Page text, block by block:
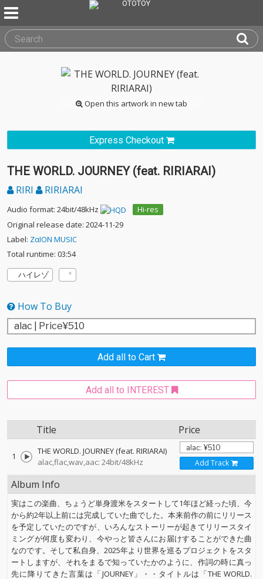
Open this artwork in new tab
Express Checkout
THE WORLD. JOURNEY (feat. RIRIARAI)
RIRI RIRIARAI
Audio format: 24bit/48kHz
Hi-res
Original release date: 2024-11-29
Label: ZαION MUSIC
Total runtime: 03:54
ハイレゾ
How To Buy
Add all to Cart
Add all to INTEREST
Title Price
1
THE WORLD. JOURNEY (feat. RIRIARAI)
alac,flac,wav,aac: 24bit/48kHz
Add Track
Album Info
実はこの楽曲、ちょうど単身渡米をスタートして1年ほど経った頃、今
から約2年以上前には完成していた曲でした。本来前作の前にリリース
を予定していたのですが、いろんなストーリーが起きてリリースタイ
ミングが何度も変わり、今やっと皆さんにお届けすることができた曲
なのです。そして私自身、2025年より世界を巡るプロジェクトをスタ
ートしますが、それをまるで知っていたかのように、作詞の時に真っ
先に降りてきた言葉は「JOURNEY」・・タイトルは「THE WORLD.